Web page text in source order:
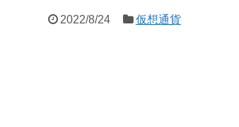
2022/8/24 仮想通貨